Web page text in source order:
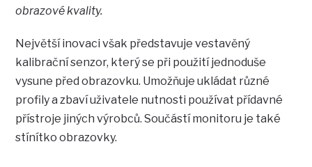
obrazové kvality.
Největší inovaci však představuje vestavěný
kalibrační senzor, který se při použití jednoduše
vysune před obrazovku. Umožňuje ukládat různé
profily a zbaví uživatele nutnosti používat přídavné
přístroje jiných výrobců. Součástí monitoru je také
stínítko obrazovky.